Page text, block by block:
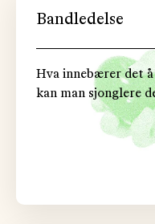
Bandledelse
Hva innebærer det
kan man sjonglere